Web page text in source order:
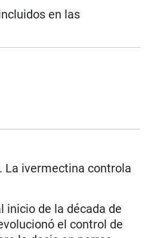
en las
La ivermectina controla
inicio de la década de
el control de